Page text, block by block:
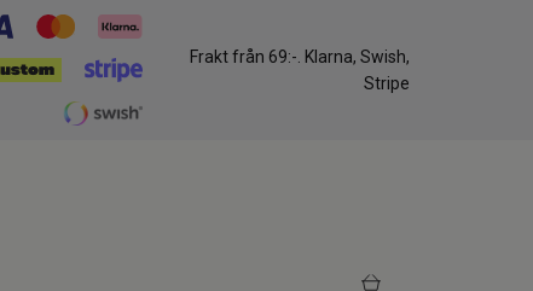
Frakt från 69:-. Klarna, Swish,
Stripe